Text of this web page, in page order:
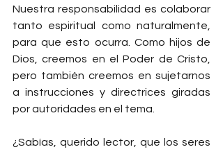
Nuestra responsabilidad es colaborar
tanto espiritual como naturalmente,
para que esto ocurra. Como hijos de
Dios, creemos en el Poder de Cristo,
pero también creemos en sujetarnos
a instrucciones y directrices giradas
por autoridades en el tema.
¿Sabías, querido lector, que los seres